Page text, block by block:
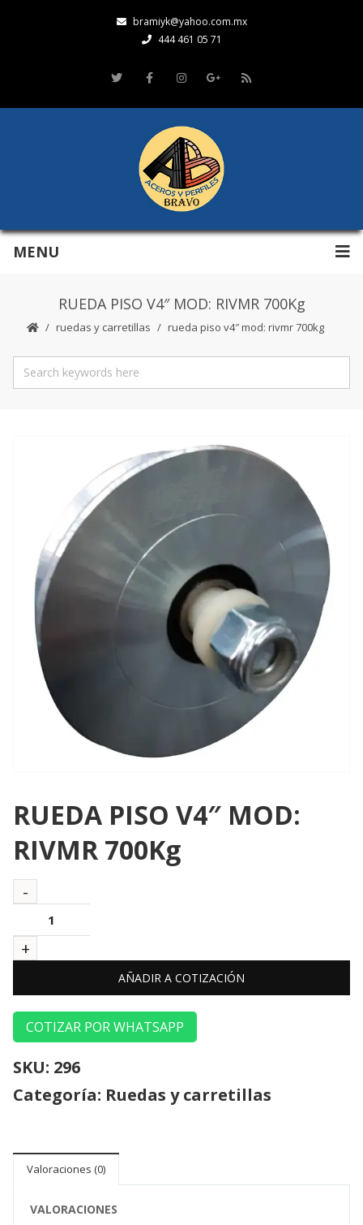
bramiyk@yahoo.com.mx
444 461 05 71
MENU
RUEDA PISO V4″ MOD: RIVMR 700Kg
ruedas y carretillas rueda piso v4″ mod: rivmr 700kg
RUEDA PISO V4″ MOD:
RIVMR 700Kg
AÑADIR A COTIZACIÓN
COTIZAR POR WHATSAPP
SKU: 296
Categoría: Ruedas y carretillas
Valoraciones (0)
VALORACIONES